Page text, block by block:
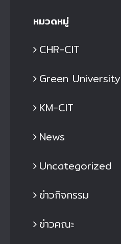
หมวดหมู่
CHR-CIT
Green University
KM-CIT
News
Uncategorized
ข่าวกิจกรรม
ข่าวคณะ